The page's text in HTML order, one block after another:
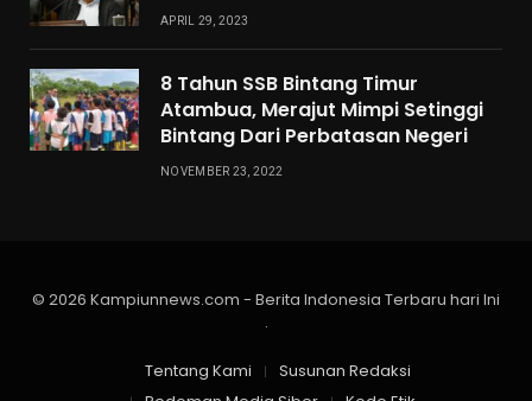
APRIL 29, 2023
8 Tahun SSB Bintang Timur
Atambua, Merajut Mimpi Setinggi
Bintang Dari Perbatasan Negeri
NOVEMBER 23, 2022
© 2026 Kampiunnews.com - Berita Indonesia Terbaru hari Ini
.
Tentang Kami
Susunan Redaksi